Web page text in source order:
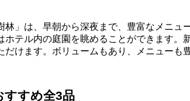
」は、早朝から深夜まで、豊富なメニュ
テル内の庭園を眺めることができます。
けます。ボリュームもあり、メニューも
すすめ全3品